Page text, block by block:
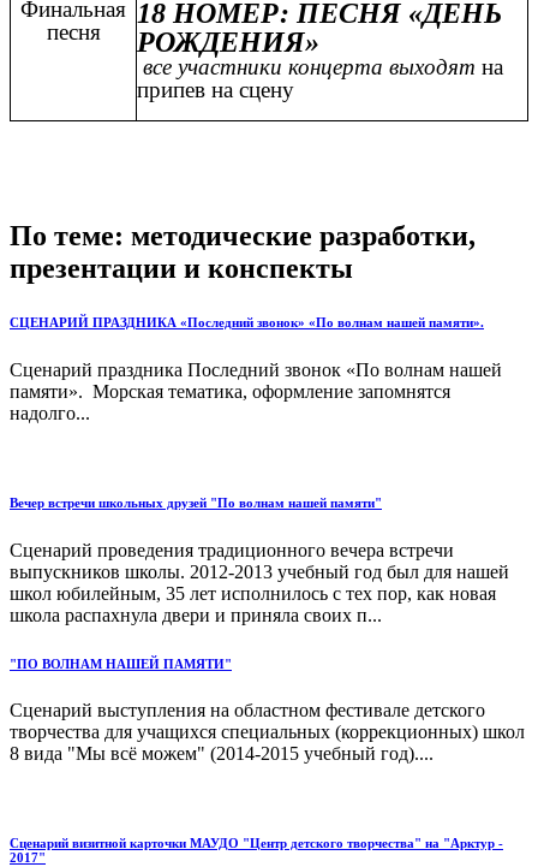
Финальная
песня
18 НОМЕР: ПЕСНЯ «ДЕНЬ
РОЖДЕНИЯ»
все участники концерта выходят на
припев на сцену
По теме: методические разработки,
презентации и конспекты
СЦЕНАРИЙ ПРАЗДНИКА «Последний звонок» «По волнам нашей памяти».
Сценарий праздника Последний звонок «По волнам нашей
памяти». Морская тематика, оформление запомнятся
надолго...
Вечер встречи школьных друзей "По волнам нашей памяти"
Сценарий проведения традиционного вечера встречи
выпускников школы. 2012-2013 учебный год был для нашей
школ юбилейным, 35 лет исполнилось с тех пор, как новая
школа распахнула двери и приняла своих п...
"ПО ВОЛНАМ НАШЕЙ ПАМЯТИ"
Сценарий выступления на областном фестивале детского
творчества для учащихся специальных (коррекционных) школ
8 вида "Мы всё можем" (2014-2015 учебный год)....
Сценарий визитной карточки МАУДО "Центр детского творчества" на "Арктур -
2017"